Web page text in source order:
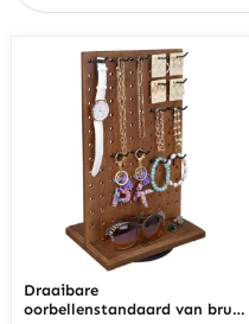
Draaibare
oorbellenstandaard van bruin